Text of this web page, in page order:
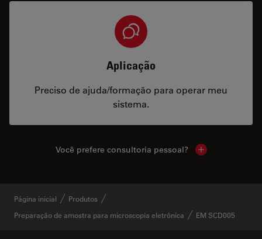
Aplicação
Preciso de ajuda/formação para operar meu
sistema.
Você prefere consultoria pessoal? Show local
Página inicial
Produtos
Preparação de amostra para microscopia eletrônica
EM SCD005